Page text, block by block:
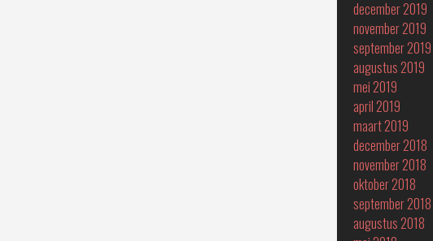
december 2019
november 2019
september 2019
augustus 2019
mei 2019
april 2019
maart 2019
december 2018
november 2018
oktober 2018
september 2018
augustus 2018